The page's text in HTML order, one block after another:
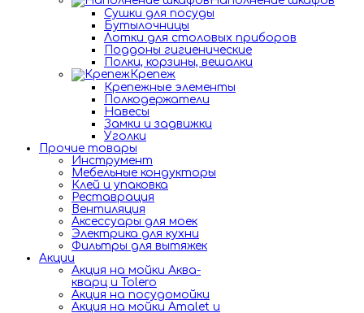
Сушки для посуды
Бутылочницы
Лотки для столовых приборов
Поддоны гигиенические
Полки, корзины, вешалки
Крепеж
Крепежные элементы
Полкодержатели
Навесы
Замки и задвижки
Уголки
Прочие товары
Инструмент
Мебельные кондукторы
Клей и упаковка
Реставрация
Вентиляция
Аксессуары для моек
Электрика для кухни
Фильтры для вытяжек
Акции
Акция на мойки Аква-
кварц и Tolero
Акция на посудомойки
Акция на мойки Amalet и